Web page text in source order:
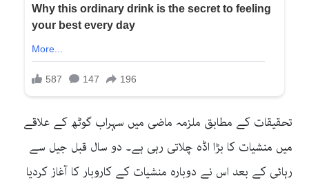
تحقیقات کے مطابق ملزمہ ماضی میں سہراب گوٹھ کے علاقے
میں منشیات کا بڑا اڈہ چلاتی رہی ہے۔ دو سال قبل جیل سے
رہائی کے بعد اس نے دوبارہ منشیات کے کاروبار کا آغاز کردیا